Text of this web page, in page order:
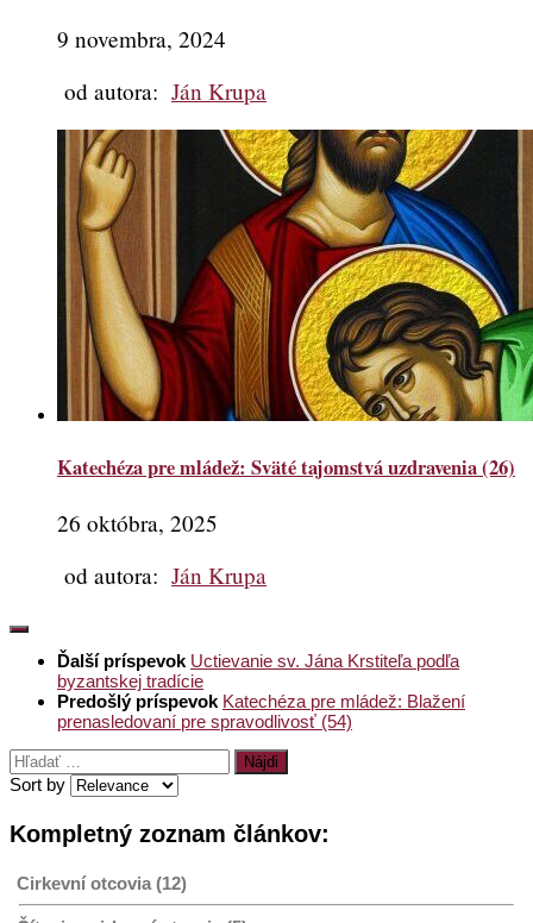
9 novembra, 2024
od autora: Ján Krupa
Katechéza pre mládež: Sväté tajomstvá uzdravenia (26)
26 októbra, 2025
od autora: Ján Krupa
Ďalší príspevok Uctievanie sv. Jána Krstiteľa podľa
byzantskej tradície
Predošlý príspevok Katechéza pre mládež: Blažení
prenasledovaní pre spravodlivosť (54)
Hľadať:
Sort by
Kompletný zoznam článkov:
Cirkevní otcovia (12)